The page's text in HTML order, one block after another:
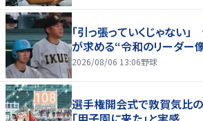
「引っ張っていくじゃない
が求める“令和のリーダー
2026/08/06 13:06野球
選手権開会式で敦賀気比